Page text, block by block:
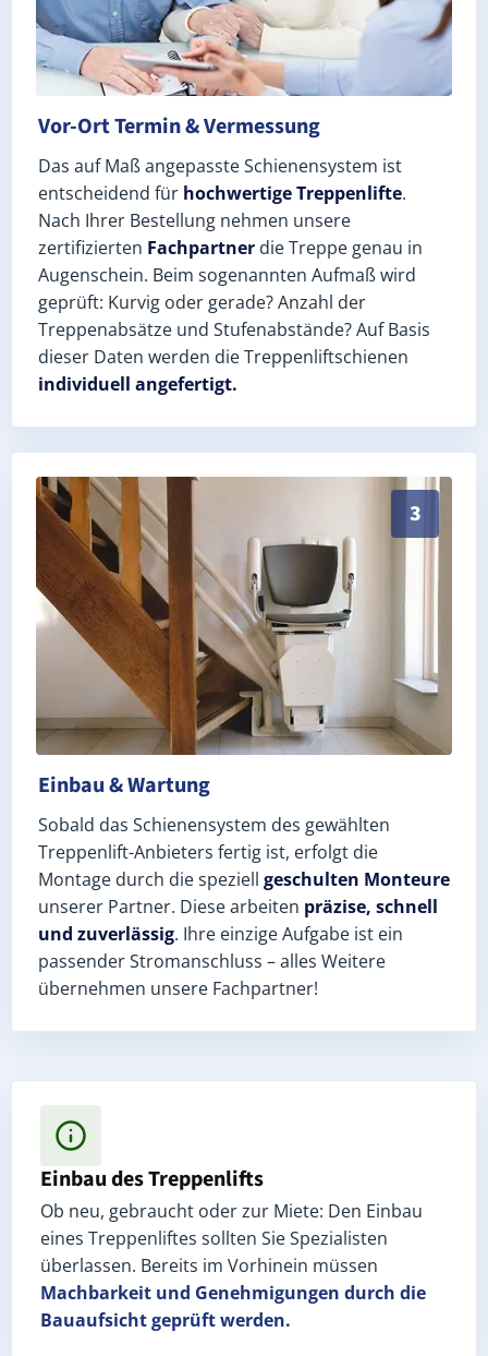
Vor-Ort Termin & Vermessung
Das auf Maß angepasste Schienensystem ist
entscheidend für hochwertige Treppenlifte.
Nach Ihrer Bestellung nehmen unsere
zertifizierten Fachpartner die Treppe genau in
Augenschein. Beim sogenannten Aufmaß wird
geprüft: Kurvig oder gerade? Anzahl der
Treppenabsätze und Stufenabstände? Auf Basis
dieser Daten werden die Treppenliftschienen
individuell angefertigt.
3
Schneller, sauberer Einbau durch zertifizierte
Einbau & Wartung
Sobald das Schienensystem des gewählten
Treppenlift-Anbieters fertig ist, erfolgt die
Montage durch die speziell geschulten Monteure
unserer Partner. Diese arbeiten präzise, schnell
und zuverlässig. Ihre einzige Aufgabe ist ein
passender Stromanschluss – alles Weitere
übernehmen unsere Fachpartner!
Einbau des Treppenlifts
Ob neu, gebraucht oder zur Miete: Den Einbau
eines Treppenliftes sollten Sie Spezialisten
überlassen. Bereits im Vorhinein müssen
Machbarkeit und Genehmigungen durch die
Bauaufsicht geprüft werden.